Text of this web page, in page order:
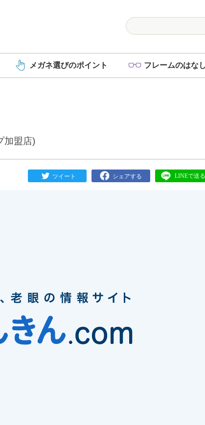
メガネ選びのポイント フレームのはなし